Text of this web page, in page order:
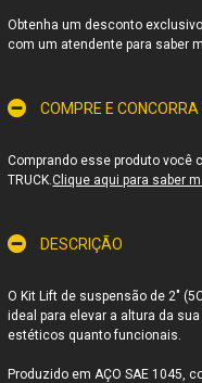
Obtenha um desconto
com um atendente para saber
COMPRE E
Comprando esse produto você
TRUCK.Clique aqui para saber
DESCRIÇÃO
O Kit Lift de suspensão de 2"
ideal para elevar a altura da
estéticos quanto funcionais.
Produzido em AÇO SAE 1045,